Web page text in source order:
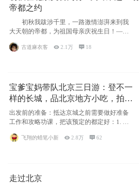
帝都之约
初秋我跋涉千里，一路激情澎湃来到我
大天朝的帝都，为祖国母亲庆祝生日！——
古道麻衣客 2.1万  18
宝爹宝妈带队北京三日游：登不一
样的长城，品北京地方小吃，拍盘
古七星夜景！
出发前的准备：抵达京城之前需要做好准备
工作和攻略功课，把该预定的都定好：1. 酒
飞翔的蜡笔小新 2.8万 62
走过北京